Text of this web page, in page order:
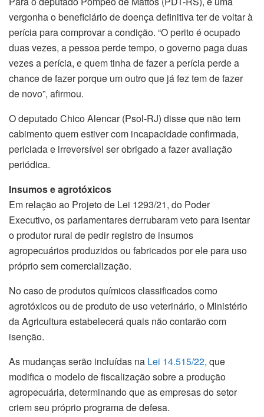
vergonha o beneficiário de doença definitiva ter de voltar à
perícia para comprovar a condição. “O perito é ocupado
duas vezes, a pessoa perde tempo, o governo paga duas
vezes a perícia, e quem tinha de fazer a perícia perde a
chance de fazer porque um outro que já fez tem de fazer
de novo”, afirmou.
O deputado Chico Alencar (Psol-RJ) disse que não tem
cabimento quem estiver com incapacidade confirmada,
periciada e irreversível ser obrigado a fazer avaliação
periódica.
Insumos e agrotóxicos
Em relação ao Projeto de Lei 1293/21, do Poder
Executivo, os parlamentares derrubaram veto para isentar
o produtor rural de pedir registro de insumos
agropecuários produzidos ou fabricados por ele para uso
próprio sem comercialização.
No caso de produtos químicos classificados como
agrotóxicos ou de produto de uso veterinário, o Ministério
da Agricultura estabelecerá quais não contarão com
isenção.
As mudanças serão incluídas na Lei 14.515/22, que
modifica o modelo de fiscalização sobre a produção
agropecuária, determinando que as empresas do setor
criem seu próprio programa de defesa.